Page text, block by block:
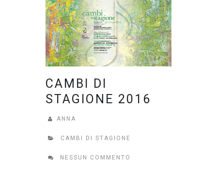
CAMBI DI
STAGIONE 2016
ANNA
CAMBI DI STAGIONE
NESSUN COMMENTO